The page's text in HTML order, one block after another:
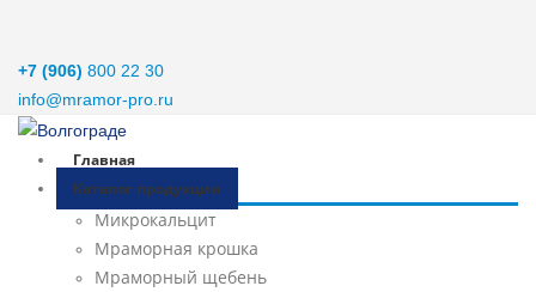
+7 (906) 800 22 30
info@mramor-pro.ru
Главная
Каталог продукции
Микрокальцит
Мраморная крошка
Мраморный щебень